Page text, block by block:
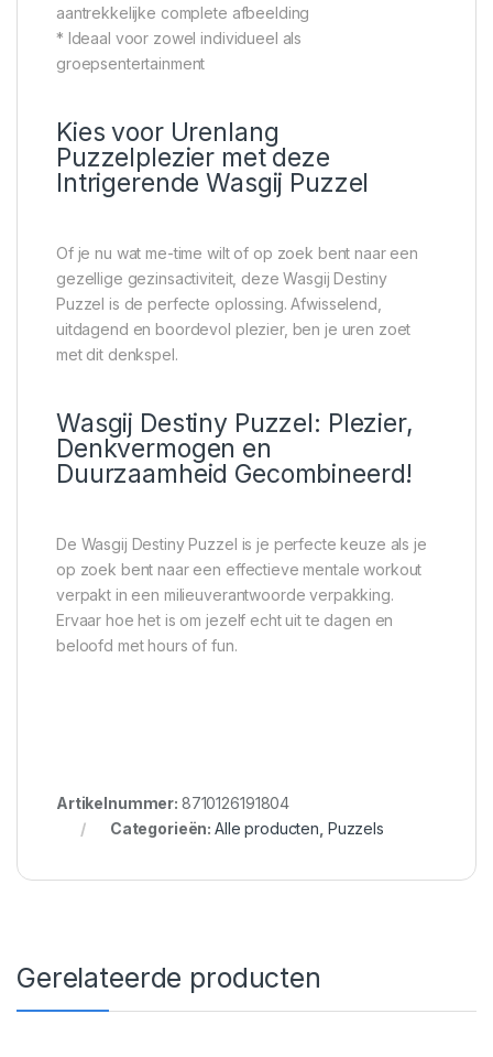
aantrekkelijke complete afbeelding
* Ideaal voor zowel individueel als
groepsentertainment
Kies voor Urenlang
Puzzelplezier met deze
Intrigerende Wasgij Puzzel
Of je nu wat me-time wilt of op zoek bent naar een
gezellige gezinsactiviteit, deze Wasgij Destiny
Puzzel is de perfecte oplossing. Afwisselend,
uitdagend en boordevol plezier, ben je uren zoet
met dit denkspel.
Wasgij Destiny Puzzel: Plezier,
Denkvermogen en
Duurzaamheid Gecombineerd!
De Wasgij Destiny Puzzel is je perfecte keuze als je
op zoek bent naar een effectieve mentale workout
verpakt in een milieuverantwoorde verpakking.
Ervaar hoe het is om jezelf echt uit te dagen en
beloofd met hours of fun.
Artikelnummer: 8710126191804
Categorieën:Alle producten Puzzels
Gerelateerde producten